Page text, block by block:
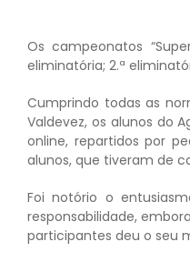
Os campeonatos
eliminatória; 2.ª
Cumprindo todas as
Valdevez, os alunos do
online, repartidos por
alunos, que tiveram de
Foi notório o
responsabilidade,
participantes deu o seu